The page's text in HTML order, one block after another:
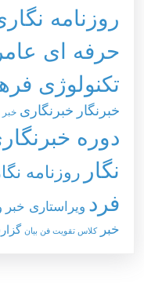
روزنامه
حرفه ای
تکنولوژی
خبرنگار خبرنگاری خبر
دوره
نگار روزنامه
فرد ویراستاری خبر
خبر
کلاس تقویت فن بیان